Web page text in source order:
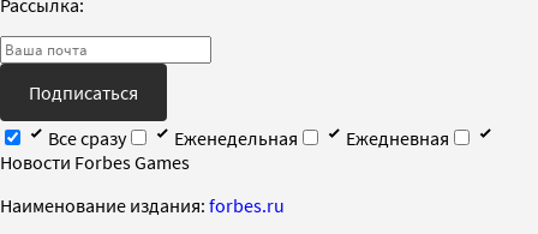
Подписаться
Все сразу
Еженедельная
Ежедневная
Новости Forbes Games
Наименование издания: forbes.ru